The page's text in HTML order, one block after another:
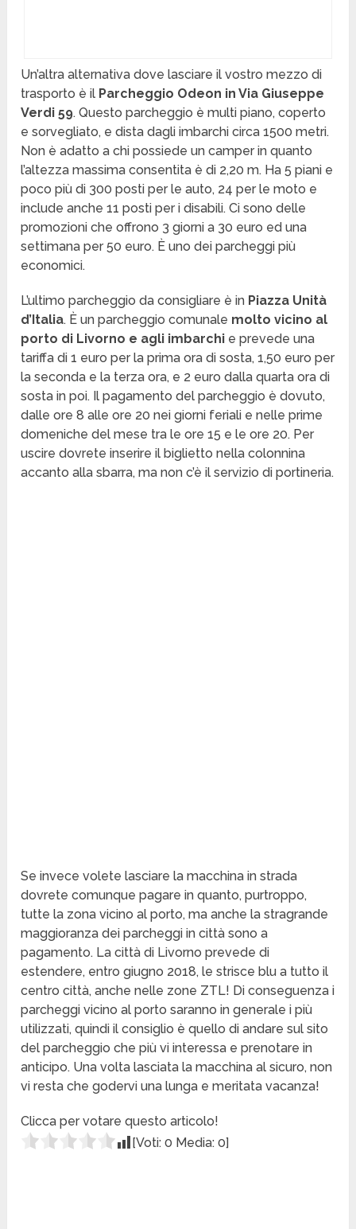
Un’altra alternativa dove lasciare il vostro mezzo di
trasporto è il Parcheggio Odeon in Via Giuseppe
Verdi 59. Questo parcheggio è multi piano, coperto
e sorvegliato, e dista dagli imbarchi circa 1500 metri.
Non è adatto a chi possiede un camper in quanto
l’altezza massima consentita è di 2,20 m. Ha 5 piani e
poco più di 300 posti per le auto, 24 per le moto e
include anche 11 posti per i disabili. Ci sono delle
promozioni che offrono 3 giorni a 30 euro ed una
settimana per 50 euro. È uno dei parcheggi più
economici.
L’ultimo parcheggio da consigliare è in Piazza Unità
d’Italia. È un parcheggio comunale molto vicino al
porto di Livorno e agli imbarchi e prevede una
tariffa di 1 euro per la prima ora di sosta, 1,50 euro per
la seconda e la terza ora, e 2 euro dalla quarta ora di
sosta in poi. Il pagamento del parcheggio è dovuto,
dalle ore 8 alle ore 20 nei giorni feriali e nelle prime
domeniche del mese tra le ore 15 e le ore 20. Per
uscire dovrete inserire il biglietto nella colonnina
accanto alla sbarra, ma non c’è il servizio di portineria.
Se invece volete lasciare la macchina in strada
dovrete comunque pagare in quanto, purtroppo,
tutte la zona vicino al porto, ma anche la stragrande
maggioranza dei parcheggi in città sono a
pagamento. La città di Livorno prevede di
estendere, entro giugno 2018, le strisce blu a tutto il
centro città, anche nelle zone ZTL! Di conseguenza i
parcheggi vicino al porto saranno in generale i più
utilizzati, quindi il consiglio è quello di andare sul sito
del parcheggio che più vi interessa e prenotare in
anticipo. Una volta lasciata la macchina al sicuro, non
vi resta che godervi una lunga e meritata vacanza!
Clicca per votare questo articolo!
[Voti:0 Media:0]